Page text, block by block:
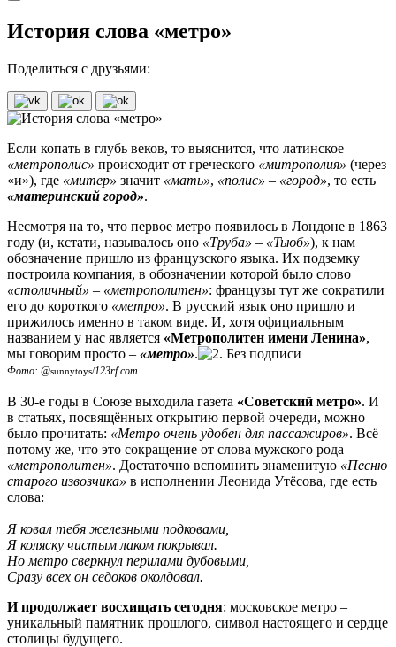
История слова «метро»
Поделиться с друзьями:
Если копать в глубь веков, то выяснится, что латинское
«метрополис» происходит от греческого «митрополия» (через
«и»), где «митер» значит «мать», «полис» – «город», то есть
«материнский город».
Несмотря на то, что первое метро появилось в Лондоне в 1863
году (и, кстати, называлось оно «Труба» – «Тьюб»), к нам
обозначение пришло из французского языка. Их подземку
построила компания, в обозначении которой было слово
«столичный» – «метрополитен»: французы тут же сократили
его до короткого «метро». В русский язык оно пришло и
прижилось именно в таком виде. И, хотя официальным
названием у нас является «Метрополитен имени Ленина»,
мы говорим просто – «метро».
Фото: @sunnytoys/123rf.com
В 30-е годы в Союзе выходила газета «Советский метро». И
в статьях, посвящённых открытию первой очереди, можно
было прочитать: «Метро очень удобен для пассажиров». Всё
потому же, что это сокращение от слова мужского рода
«метрополитен». Достаточно вспомнить знаменитую «Песню
старого извозчика» в исполнении Леонида Утёсова, где есть
слова:
Я ковал тебя железными подковами,
Я коляску чистым лаком покрывал.
Но метро сверкнул перилами дубовыми,
Сразу всех он седоков околдовал.
И продолжает восхищать сегодня: московское метро –
уникальный памятник прошлого, символ настоящего и сердце
столицы будущего.